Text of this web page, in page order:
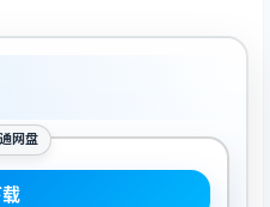
网盘